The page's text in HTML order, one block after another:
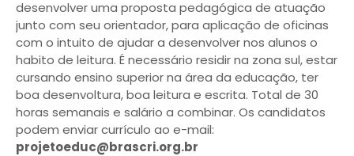
desenvolver uma proposta pedagógica de atuação
junto com seu orientador, para aplicação de oficinas
com o intuito de ajudar a desenvolver nos alunos o
habito de leitura. É necessário residir na zona sul, estar
cursando ensino superior na área da educação, ter
boa desenvoltura, boa leitura e escrita. Total de 30
horas semanais e salário a combinar. Os candidatos
podem enviar currículo ao e-mail:
projetoeduc@brascri.org.br